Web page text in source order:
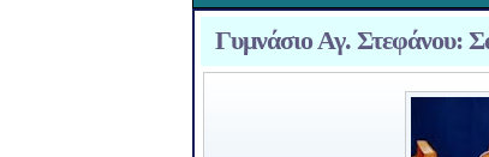
Γυμνάσιο Αγ. Στεφάνου: